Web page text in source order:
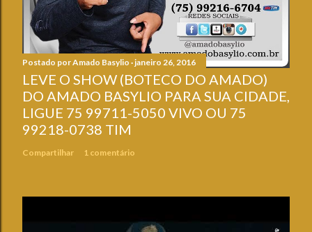
Postado porAmado Basylio janeiro 26, 2016
LEVE O SHOW (BOTECO DO AMADO)
DO AMADO BASYLIO PARA SUA CIDADE,
LIGUE 75 99711-5050 VIVO OU 75
99218-0738 TIM
Compartilhar 1 comentário